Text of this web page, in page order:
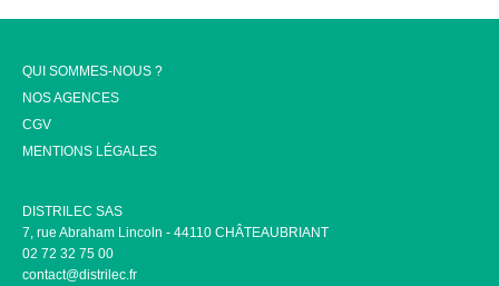
QUI SOMMES-NOUS ?
NOS AGENCES
CGV
MENTIONS LÉGALES
DISTRILEC SAS
7, rue Abraham Lincoln - 44110 CHÂTEAUBRIANT
02 72 32 75 00
contact@distrilec.fr